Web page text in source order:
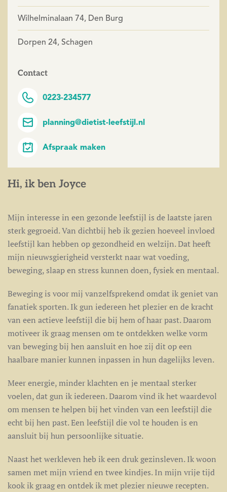
Wilhelminalaan 74, Den Burg
Dorpen 24, Schagen
Contact
0223-234577
planning@dietist-leefstijl.nl
Afspraak maken
Hi, ik ben Joyce
Mijn interesse in een gezonde leefstijl is de laatste jaren
sterk gegroeid. Van dichtbij heb ik gezien hoeveel invloed
leefstijl kan hebben op gezondheid en welzijn. Dat heeft
mijn nieuwsgierigheid versterkt naar wat voeding,
beweging, slaap en stress kunnen doen, fysiek en mentaal.
Beweging is voor mij vanzelfsprekend omdat ik geniet van
fanatiek sporten. Ik gun iedereen het plezier en de kracht
van een actieve leefstijl die bij hem of haar past. Daarom
motiveer ik graag mensen om te ontdekken welke vorm
van beweging bij hen aansluit en hoe zij dit op een
haalbare manier kunnen inpassen in hun dagelijks leven.
Meer energie, minder klachten en je mentaal sterker
voelen, dat gun ik iedereen. Daarom vind ik het waardevol
om mensen te helpen bij het vinden van een leefstijl die
echt bij hen past. Een leefstijl die vol te houden is en
aansluit bij hun persoonlijke situatie.
Naast het werkleven heb ik een druk gezinsleven. Ik woon
samen met mijn vriend en twee kindjes. In mijn vrije tijd
kook ik graag en ontdek ik met plezier nieuwe recepten.